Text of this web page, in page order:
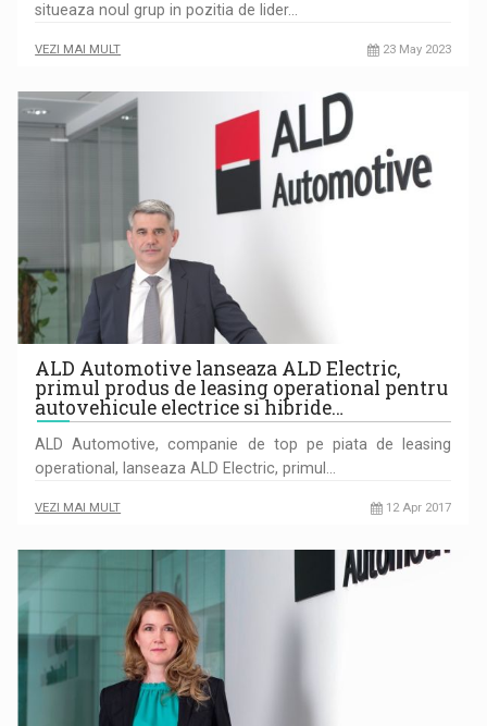
situeaza noul grup in pozitia de lider…
VEZI MAI MULT 23 May 2023
ALD Automotive lanseaza ALD Electric,
primul produs de leasing operational pentru
autovehicule electrice si hibride…
ALD Automotive, companie de top pe piata de leasing
operational, lanseaza ALD Electric, primul…
VEZI MAI MULT 12 Apr 2017